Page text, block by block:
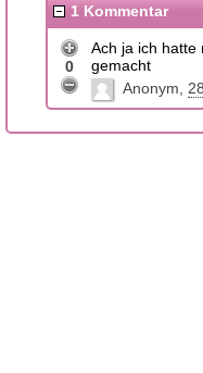
1 Kommentar
0
Ach ja ich hatte
gemacht
Anonym